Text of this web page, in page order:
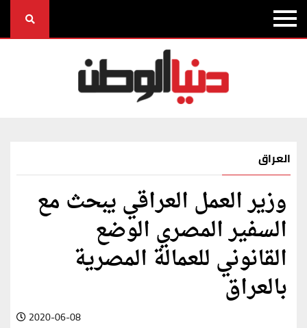
العراق
وزير العمل العراقي يبحث مع
السفير المصري الوضع
القانوني للعمالة المصرية
بالعراق
2020-06-08